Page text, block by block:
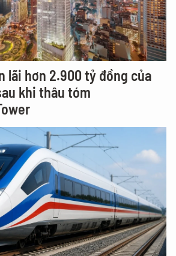
lãi hơn 2.900 tỷ đồng của
khi thâu tóm